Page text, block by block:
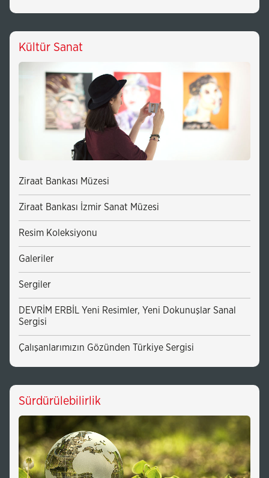
Kültür Sanat
Ziraat Bankası Müzesi
Ziraat Bankası İzmir Sanat Müzesi
Resim Koleksiyonu
Galeriler
Sergiler
DEVRİM ERBİL Yeni Resimler, Yeni Dokunuşlar Sanal
Sergisi
Çalışanlarımızın Gözünden Türkiye Sergisi
Sürdürülebilirlik